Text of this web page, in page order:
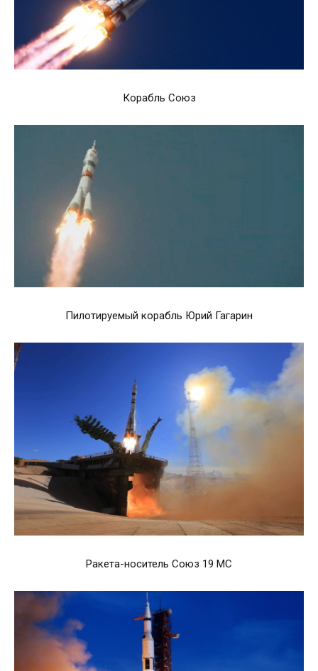
Корабль Союз
Пилотируемый корабль Юрий Гагарин
Ракета-носитель Союз 19 МС